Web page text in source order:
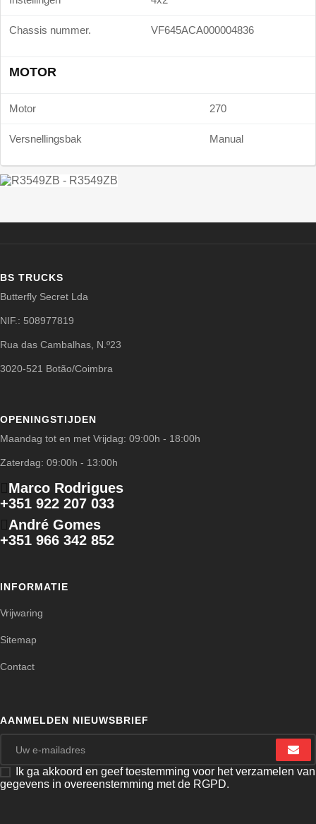
Chassis nummer. VF645ACA000004836
MOTOR
Motor 270
Versnellingsbak Manual
BS TRUCKS
Butterfly Secret Lda
NIF.: 508977819
Rua das Cambalhas, N.º23
3020-521 Botão/Coimbra
OPENINGSTIJDEN
Maandag tot en met Vrijdag: 09:00h - 18:00h
Zaterdag: 09:00h - 13:00h
Marco Rodrigues
+351 922 207 033
André Gomes
+351 966 342 852
INFORMATIE
Vrijwaring
Sitemap
Contact
AANMELDEN NIEUWSBRIEF
Ik ga akkoord en geef toestemming voor het verzamelen van
gegevens in overeenstemming met de RGPD.